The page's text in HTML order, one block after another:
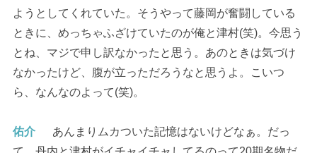
ようとしてくれていた。そうやって藤岡が奮闘している
ときに、めっちゃふざけていたのが俺と津村(笑)。今思う
とね、マジで申し訳なかったと思う。あのときは気づけ
なかったけど、腹が立っただろうなと思うよ。こいつ
ら、なんなのよって(笑)。
佑介
あんまりムカついた記憶はないけどなぁ。だっ